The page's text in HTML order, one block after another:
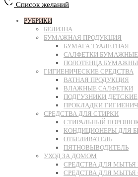
Список желаний
РУБРИКИ
БЕЛИЗНА
БУМАЖНАЯ ПРОДУКЦИЯ
БУМАГА ТУАЛЕТНАЯ
САЛФЕТКИ БУМАЖНЫЕ
ПОЛОТЕНЦА
ГИГИЕНИЧЕСКИЕ СРЕДСТВА
ВАТНАЯ ПРОДУКЦИЯ
ВЛАЖНЫЕ САЛФЕТКИ
ПОДГУЗНИКИ ДЕТСКИЕ
ПРОКЛАДКИ
СРЕДСТВА ДЛЯ СТИРКИ
СТИРАЛЬНЫЙ
КОНДИЦИОНЕРЫ ДЛЯ
ОТБЕЛИВАТЕЛЬ
ПЯТНОВЫВОДИТЕЛЬ
УХОД ЗА ДОМОМ
СРЕДСТВА ДЛЯ
СРЕДСТВА ДЛЯ МЫТЬЯ